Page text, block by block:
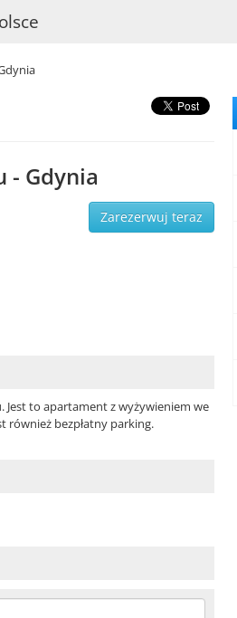
- Gdynia
Zarezerwuj teraz
Jest to apartament z wyżywieniem we
również bezpłatny parking.